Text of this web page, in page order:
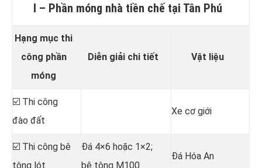
I – Phần móng nhà tiền chế tại Tân Phú
Hạng mục thi
công phần
móng
Diễn giải chi tiết Vật liệu
☑️ Thi công
đào đất
Xe cơ giới
☑️ Thi công bê
tông lót
Đá 4×6 hoặc 1×2;
bê tông M100
Đá Hóa An